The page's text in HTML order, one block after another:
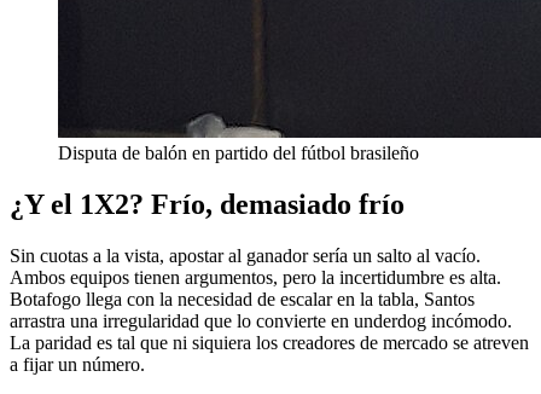
Disputa de balón en partido del fútbol brasileño
¿Y el 1X2? Frío, demasiado frío
Sin cuotas a la vista, apostar al ganador sería un salto al vacío.
Ambos equipos tienen argumentos, pero la incertidumbre es alta.
Botafogo llega con la necesidad de escalar en la tabla, Santos
arrastra una irregularidad que lo convierte en underdog incómodo.
La paridad es tal que ni siquiera los creadores de mercado se atreven
a fijar un número.